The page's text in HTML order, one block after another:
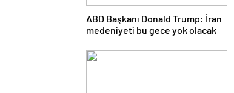
ABD Başkanı Donald Trump: İran
medeniyeti bu gece yok olacak